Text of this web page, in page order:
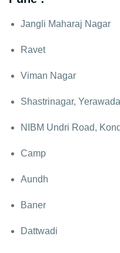
Jangli Maharaj Nagar
Ravet
Viman Nagar
Shastrinagar, Yerawada
NIBM Undri Road,
Camp
Aundh
Baner
Dattwadi